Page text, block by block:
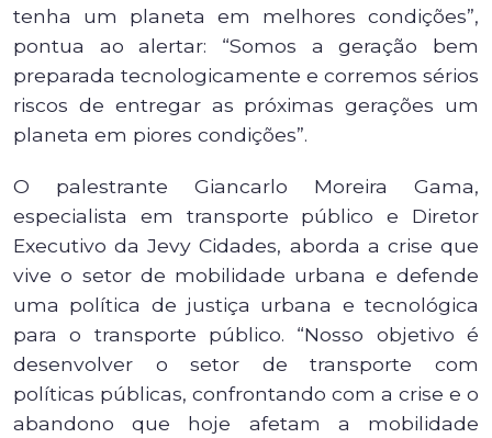
tenha um planeta em melhores condições”,
pontua ao alertar: “Somos a geração bem
preparada tecnologicamente e corremos sérios
riscos de entregar as próximas gerações um
planeta em piores condições”.
O palestrante Giancarlo Moreira Gama,
especialista em transporte público e Diretor
Executivo da Jevy Cidades, aborda a crise que
vive o setor de mobilidade urbana e defende
uma política de justiça urbana e tecnológica
para o transporte público. “Nosso objetivo é
desenvolver o setor de transporte com
políticas públicas, confrontando com a crise e o
abandono que hoje afetam a mobilidade